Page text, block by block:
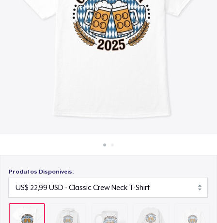
Venda em todo lugar
Venda qualquer coisa
Produtos Disponíveis:
US$ 15,99
Unisex Classic Crewneck Sweatshirt